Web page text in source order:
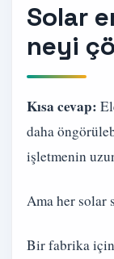
Solar
neyi
Kısa cevap:
daha
işletmenin
Ama her solar
Bir fabrika